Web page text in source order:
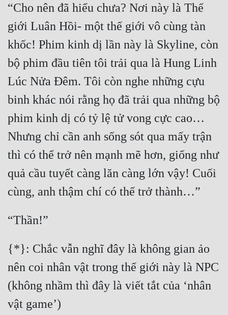
“Cho nên đã hiểu chưa? Nơi này là Thế
giới Luân Hồi- một thế giới vô cùng tàn
khốc! Phim kinh dị lần này là Skyline, còn
bộ phim đầu tiên tôi trải qua là Hung Linh
Lúc Nửa Đêm. Tôi còn nghe những cựu
binh khác nói rằng họ đã trải qua những bộ
phim kinh dị có tỷ lệ tử vong cực cao…
Nhưng chỉ cần anh sống sót qua mấy trận
thì có thể trở nên mạnh mẽ hơn, giống như
quả cầu tuyết càng lăn càng lớn vậy! Cuối
{*}: Chắc vẫn nghĩ đây là không gian ảo
nên coi nhân vật trong thế giới này là NPC
(không nhầm thì đây là viết tắt của ‘nhân